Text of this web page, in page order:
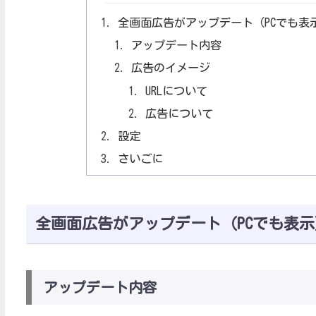
全画面広告がアップデート（PCでも表
アップデート内容
広告のイメージ
URLについて
広告について
設定
さいごに
全画面広告がアップデート（PCでも表
アップデート内容